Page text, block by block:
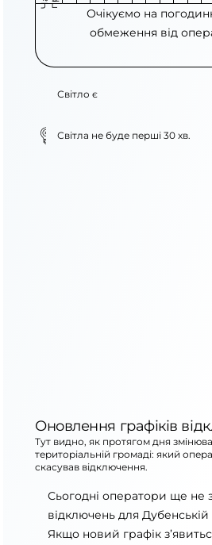
Очікуємо на
обмеження від
Світло є
Світла не буде перші 30 хв.
Оновлення графіків
Тут видно, як протягом дня
територіальній громаді: який
скасував відключення.
Сьогодні оператори ще не
відключень для Дубенській
Якщо новий графік